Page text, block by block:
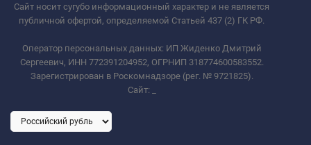
Сайт носит сугубо информационный характер и не является
публичной офертой, определяемой Статьей 437 (2) ГК РФ.
Оператор персональных данных: ИП Жиденко Дмитрий
Сергеевич, ИНН 772391204952, ОГРНИП 318774600583552.
Зарегистрирован в Роскомнадзоре (рег. № 9721825).
Сайт: